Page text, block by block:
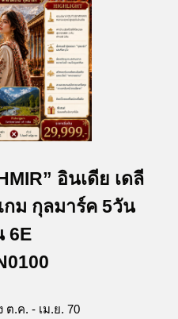
อินเดีย เดลี
ม กุลมาร์ค 5วัน
6E
ต.ค. - เม.ย. 70